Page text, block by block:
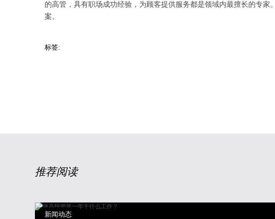
的高管，具有职场成功经验，为顾客提供服务都是领域内最擅长的专家
案。
标签:
推荐阅读
新闻动态